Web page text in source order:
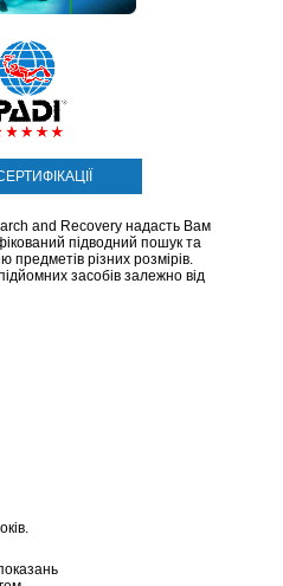
and Recovery надасть Вам
підводний пошук та
різних розмірів.
засобів залежно від